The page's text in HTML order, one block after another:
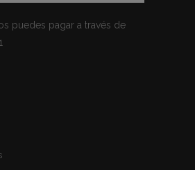
puedes pagar a través de